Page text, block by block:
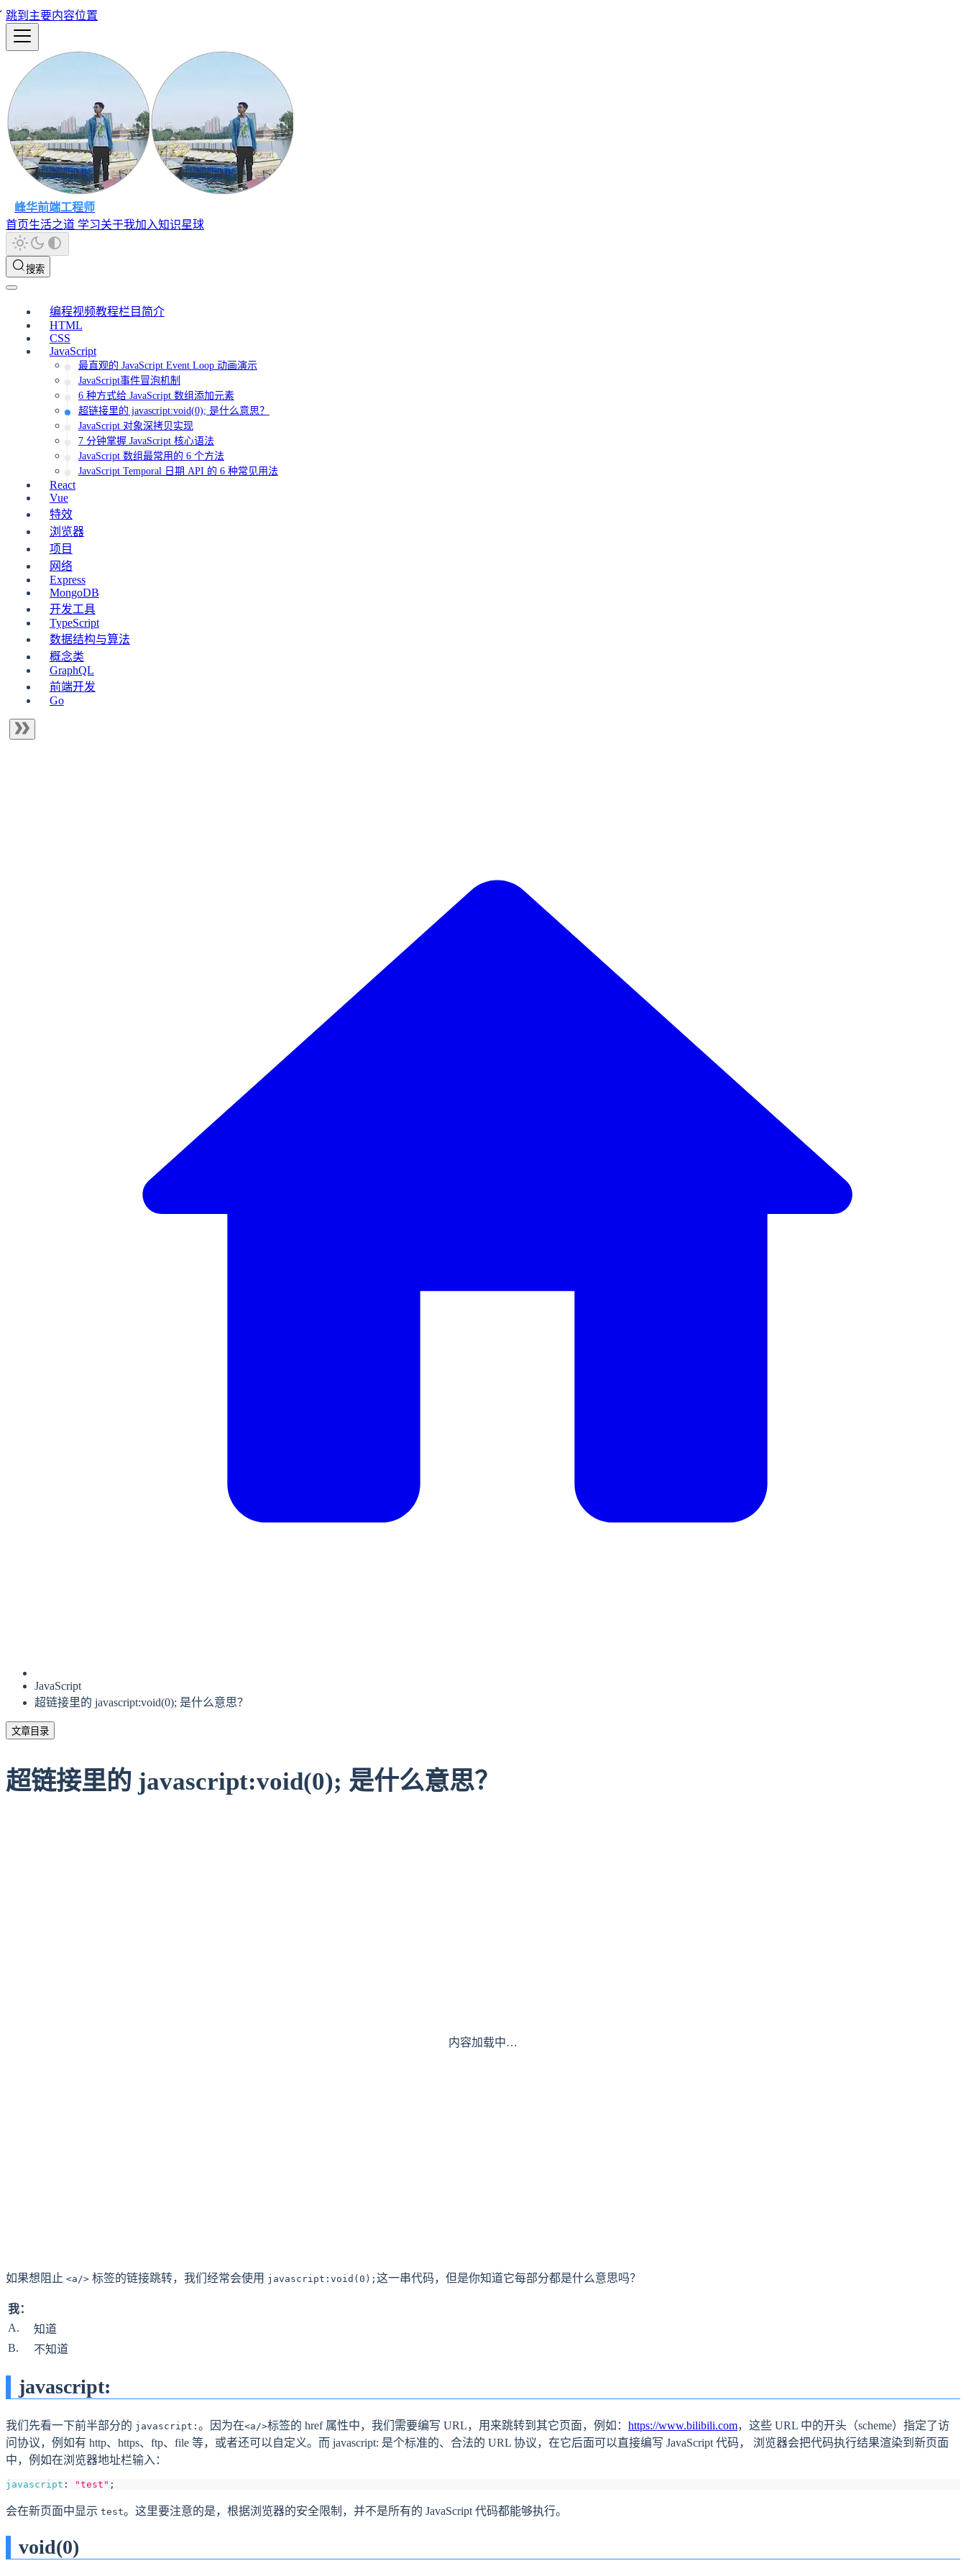
跳到主要内容位置
峰华前端工程师
首页生活之道 学习关于我加入知识星球
搜索
编程视频教程栏目简介
HTML
CSS
JavaScript
最直观的 JavaScript Event Loop 动画演示
JavaScript事件冒泡机制
6 种方式给 JavaScript 数组添加元素
超链接里的 javascript:void(0); 是什么意思？
JavaScript 对象深拷贝实现
7 分钟掌握 JavaScript 核心语法
JavaScript 数组最常用的 6 个方法
JavaScript Temporal 日期 API 的 6 种常见用法
React
Vue
特效
浏览器
项目
网络
Express
MongoDB
开发工具
TypeScript
数据结构与算法
概念类
GraphQL
前端开发
Go
JavaScript
超链接里的 javascript:void(0); 是什么意思？
文章目录
超链接里的 javascript:void(0); 是什么意思？
内容加载中…
如果想阻止 <a/> 标签的链接跳转，我们经常会使用 javascript:void(0); 这一串代码，但是你知道它每部分都是什么意思吗？
我：
A.
知道
B.
不知道
javascript:
我们先看一下前半部分的 javascript: 。因为在<a/>标签的 href 属性中，我们需要编写 URL，用来跳转到其它页面，例如： https://www.bilibili.com，这些 URL 中的开头（scheme）指定了访
问协议，例如有 http、https、ftp、file 等，或者还可以自定义。而 javascript: 是个标准的、合法的 URL 协议，在它后面可以直接编写 JavaScript 代码， 浏览器会把代码执行结果渲染到新页面
中，例如在浏览器地址栏输入：
javascript : "test" ;
会在新页面中显示 test。这里要注意的是，根据浏览器的安全限制，并不是所有的 JavaScript 代码都能够执行。
void(0)